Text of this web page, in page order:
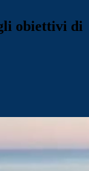
obiettivi di